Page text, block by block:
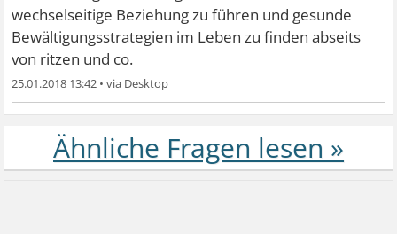
wechselseitige Beziehung zu führen und gesunde
Bewältigungsstrategien im Leben zu finden abseits
von ritzen und co.
25.01.2018 13:42 •